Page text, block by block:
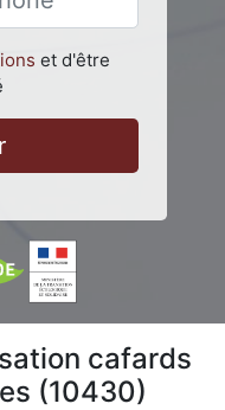
et d'être
cafards
(10430)